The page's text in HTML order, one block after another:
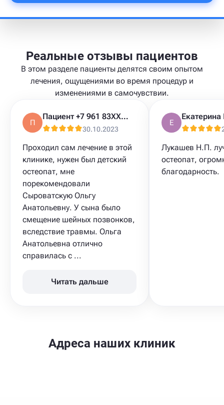
Реальные отзывы пациентов
В этом разделе пациенты делятся своим опытом
лечения, ощущениями во время процедур и
изменениями в самочувствии.
П
Пациент +7 961 83XXXXX
30.10.2023
Проходил сам лечение в этой
клинике, нужен был детский
остеопат, мне
порекомендовали
Сыроватскую Ольгу
Анатольевну. У сына было
смещение шейных позвонков,
вследствие травмы. Ольга
Анатольевна отлично
справилась с ...
Читать дальше
Е
Лукашев Н.П.
остеопат,
благодарность.
Адреса наших клиник